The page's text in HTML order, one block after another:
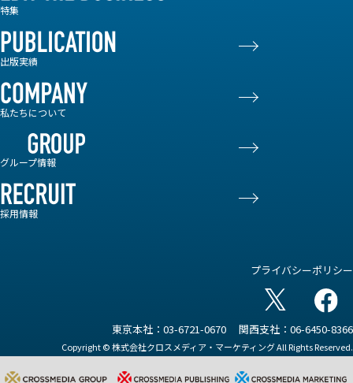
特集
出版実績
私たちについて
グループ情報
採用情報
プライバシーポリシー
東京本社：03-6721-0670 関西支社：06-6450-8366
Copyright © 株式会社クロスメディア・マーケティング All Rights Reserved.